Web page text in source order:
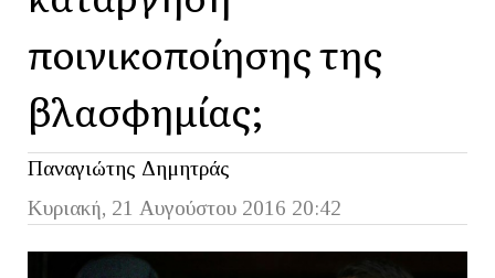
ποινικοποίησης της
βλασφημίας;
Παναγιώτης Δημητράς
Κυριακή, 21 Αυγούστου 2016 20:42